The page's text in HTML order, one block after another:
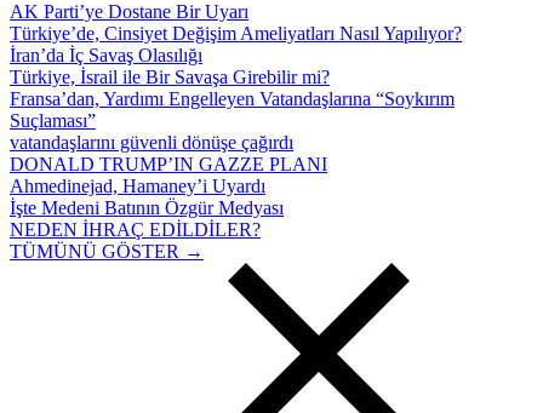
AK Parti’ye Dostane Bir Uyarı
Türkiye’de, Cinsiyet Değişim Ameliyatları Nasıl Yapılıyor?
İran’da İç Savaş Olasılığı
Türkiye, İsrail ile Bir Savaşa Girebilir mi?
Fransa’dan, Yardımı Engelleyen Vatandaşlarına “Soykırım
Suçlaması”
vatandaşlarını güvenli dönüşe çağırdı
DONALD TRUMP’IN GAZZE PLANI
Ahmedinejad, Hamaney’i Uyardı
İşte Medeni Batının Özgür Medyası
NEDEN İHRAÇ EDİLDİLER?
TÜMÜNÜ GÖSTER →